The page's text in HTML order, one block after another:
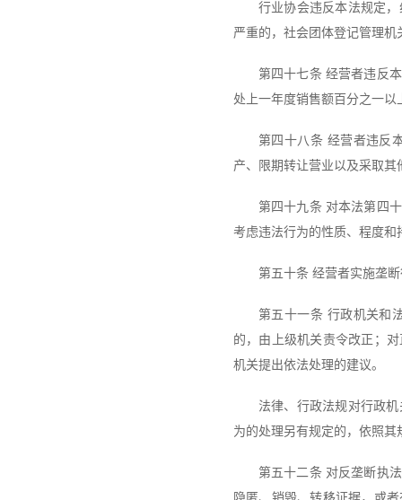
行业协会违反本法规定
严重的，社会团体登记管理机
第四十七条 经营者违反
处上一年度销售额百分之一
第四十八条 经营者违反
产、限期转让营业以及采取
第四十九条 对本法第四
考虑违法行为的性质、程度和
第五十条 经营者实施垄
第五十一条 行政机关和
的，由上级机关责令改正；
机关提出依法处理的建议。
法律、行政法规对行政
为的处理另有规定的，依照其
第五十二条 对反垄断执